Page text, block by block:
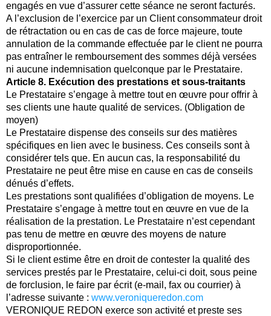
engagés en vue d’assurer cette séance ne seront facturés.
A l’exclusion de l’exercice par un Client consommateur droit
de rétractation ou en cas de cas de force majeure, toute
annulation de la commande effectuée par le client ne pourra
pas entraîner le remboursement des sommes déjà versées
ni aucune indemnisation quelconque par le Prestataire.
Article 8. Exécution des prestations et sous-traitants
Le Prestataire s’engage à mettre tout en œuvre pour offrir à
ses clients une haute qualité de services. (Obligation de
moyen)
Le Prestataire dispense des conseils sur des matières
spécifiques en lien avec le business. Ces conseils sont à
considérer tels que. En aucun cas, la responsabilité du
Prestataire ne peut être mise en cause en cas de conseils
dénués d’effets.
Les prestations sont qualifiées d’obligation de moyens. Le
Prestataire s’engage à mettre tout en œuvre en vue de la
réalisation de la prestation. Le Prestataire n’est cependant
pas tenu de mettre en œuvre des moyens de nature
disproportionnée.
Si le client estime être en droit de contester la qualité des
services prestés par le Prestataire, celui-ci doit, sous peine
de forclusion, le faire par écrit (e-mail, fax ou courrier) à
l’adresse suivante : www.veroniqueredon.com
VERONIQUE REDON exerce son activité et preste ses